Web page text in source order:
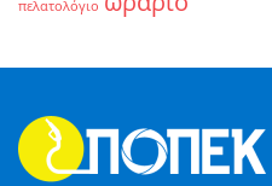
πελατολόγιο